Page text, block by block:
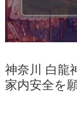
神奈川 白龍
家内安全を